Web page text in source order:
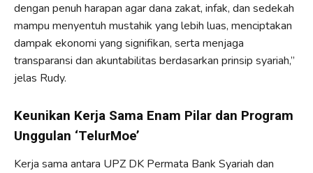
dengan penuh harapan agar dana zakat, infak, dan sedekah
mampu menyentuh mustahik yang lebih luas, menciptakan
dampak ekonomi yang signifikan, serta menjaga
transparansi dan akuntabilitas berdasarkan prinsip syariah,”
jelas Rudy.
Keunikan Kerja Sama Enam Pilar dan Program
Unggulan ‘TelurMoe’
Kerja sama antara UPZ DK Permata Bank Syariah dan